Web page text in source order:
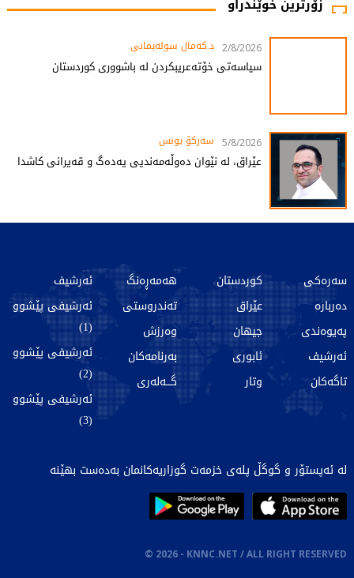
زۆرترین خوێندراو
2/8/2026 د.کەمال سولەیمانی
سیاسەتی خۆتەعریبکردن لە باشووری کوردستان
5/8/2026 سەرکۆ یونس
عێراق، لە نێوان دەوڵەمەندیی یەدەگ و قەیرانی کاشدا
سەرەکی
دەربارە
پەیوەندی
ئەرشیف
تاگەکان
کوردستان
عێراق
جیهان
ئابوری
وتار
هەمەڕەنگ
تەندروستی
وەرزش
بەرنامەکان
گـــەلەری
ئەرشیف
ئەرشیفی پێشوو
(1)
ئەرشیفی پێشوو
(2)
ئەرشیفی پێشوو
(3)
لە ئەپستۆر و گوگڵ پلەی خزمەت گوزاریەکانمان بەدەست بهێنە
© 2026 - KNNC.NET / ALL RIGHT RESERVED